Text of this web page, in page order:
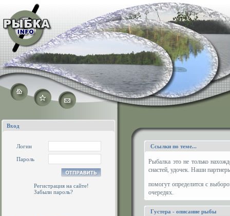
Вход
Логин
Пароль
Регистрация на сайте!
Забыли пароль?
Ссылки по теме...
Рыбалка это не только
снастей, удочек. Наши
помогут определится с
очередях.
Густера - описание рыбы